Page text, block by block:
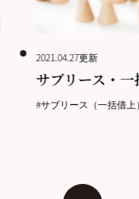
2021.04.27更新
サブリース・
#サブリース（一括借上